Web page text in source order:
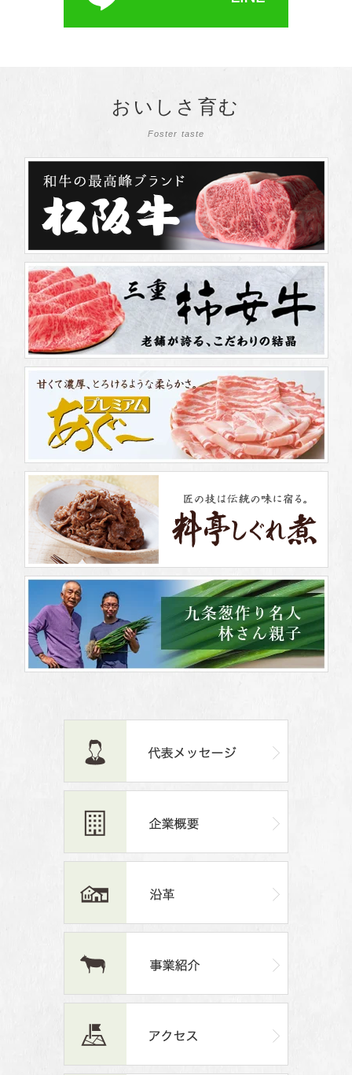
柿安ダイニング
炎柱・煉獄杏寿郎デザインの掛け紙が新しくなって2種類登場！
初登場のオリジナルスタンドうちわ付き『黒毛和牛 無限 牛鍋弁
全国の「柿安ダイニング」で
2026/04/13 柿安 精肉
地産地消にこだわったお肉が豊富に揃う！2026年4月21日（火）
オープン「柿安 ジョイナス横浜精肉店」 オープン記念の今だけ！
2026/04/06 柿安ダイニング
アニメ「鬼滅の刃」から煉獄杏寿郎デザインの新たな弁当掛け紙
が2種類登場！大好評のオリジナルクリアファイル付き『黒毛和牛
無限 牛鍋弁当』 特典付きWEB予約は4/6（月）からスタート！受
2026/02/12 口福堂
ひなまつり・お花見・ギフトにぴったりな和菓子が続々登場！口
福堂で祝う “いちごと桜の春まつり” 「口福堂」を中心に約180店
舗で順次販売
2026/01/15 柿安ダイニング
人気のデパ地下惣菜×恵方巻のコラボレーションが味わえる！柿安
ダイニングのごちそう恵方巻 WEB予約サービス「カキヨヤク」に
て2026年1月28日（水）までご予約受付中
口福堂
ゆく年くる年をテーマにした、巳（み）年と午（うま）年モチー
フの縁起物 年末年始限定 口福堂の『干支いちご大福』登場！「口
福堂」を中心に約180店舗で販売開始
2025/12/02 柿安ダイニング
一覧を見る
おいしさ育む
Foster taste